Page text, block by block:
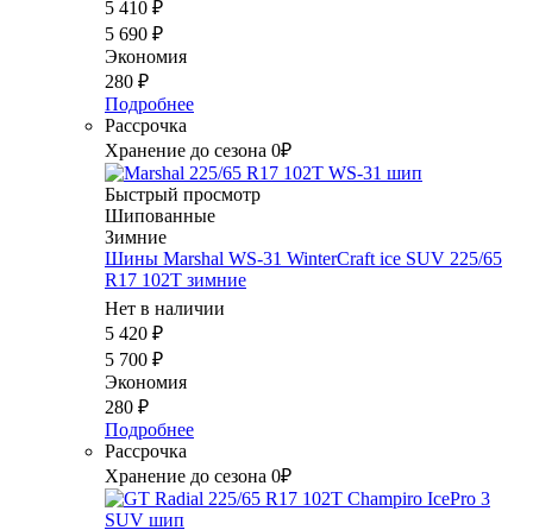
5 410 ₽
5 690 ₽
Экономия
280 ₽
Подробнее
Рассрочка
Хранение до сезона 0₽
Быстрый просмотр
Шипованные
Зимние
Шины Marshal WS-31 WinterCraft ice SUV 225/65
R17 102T зимние
Нет в наличии
5 420 ₽
5 700 ₽
Экономия
280 ₽
Подробнее
Рассрочка
Хранение до сезона 0₽